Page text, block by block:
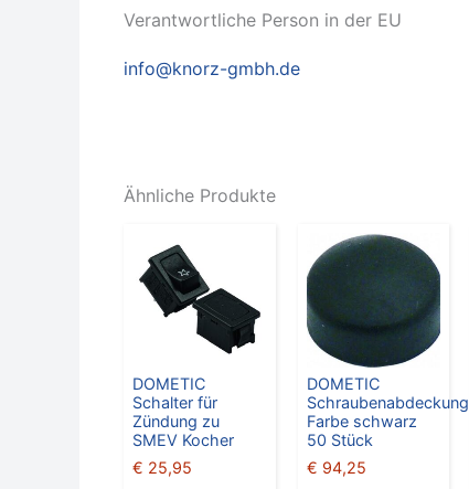
Verantwortliche Person in der EU
info@knorz-gmbh.de
Ähnliche Produkte
DOMETIC
Schalter für
Zündung zu
SMEV Kocher
€ 25,95
DOMETIC
Schraubenabdeckung
Farbe schwarz
50 Stück
€ 94,25